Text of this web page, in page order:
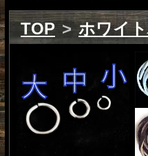
TOP > ホワイ